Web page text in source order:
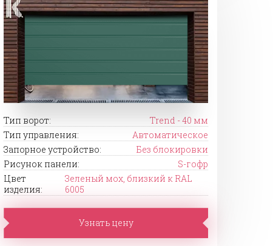
Тип ворот:
Trend - 40 мм
Тип управления:
Автоматическое
Запорное устройство:
Без блокировки
Рисунок панели:
S-гофр
Цвет
изделия:
Зеленый мох, близкий к RAL
6005
Узнать цену